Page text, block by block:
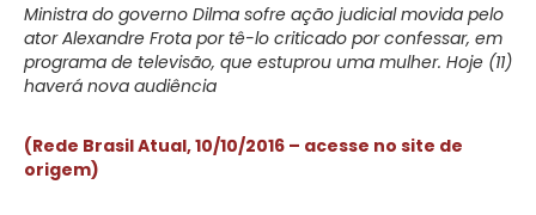
Ministra do governo Dilma sofre ação judicial movida pelo
ator Alexandre Frota por tê-lo criticado por confessar, em
programa de televisão, que estuprou uma mulher. Hoje (11)
haverá nova audiência
(Rede Brasil Atual, 10/10/2016 – acesse no site de
origem)